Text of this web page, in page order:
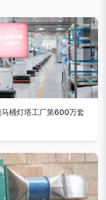
桶灯塔工厂第600万套